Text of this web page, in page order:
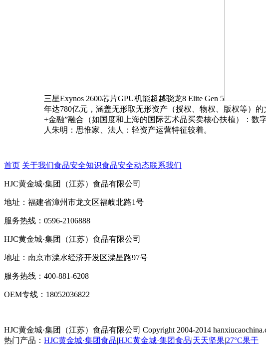
三星Exynos 2600芯片GPU机能超越骁龙8 Elite Gen 5
年达780亿元，涵盖无形取无形资产（授权、物权、版权等）
+金融”融合（如国度和上海的国际艺术品买卖核心扶植）：
人朱明：思惟家、法人：轻资产运营特征较着。
首页 关于我们食品安全知识食品安全动态联系我们
HJC黄金城·集团（江苏）食品有限公司
地址：福建省漳州市龙文区福岐北路1号
服务热线：0596-2106888
HJC黄金城·集团（江苏）食品有限公司
地址：南京市溧水经济开发区溧星路97号
服务热线：400-881-6208
OEM专线：18052036822
HJC黄金城·集团（江苏）食品有限公司 Copyright 2004-2014
热门产品： HJC黄金城·集团食品|HJC黄金城·集团食品|天天坚果|27°C果干